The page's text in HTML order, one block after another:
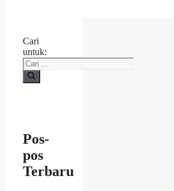
Cari
untuk:
Pos-
pos
Terbaru